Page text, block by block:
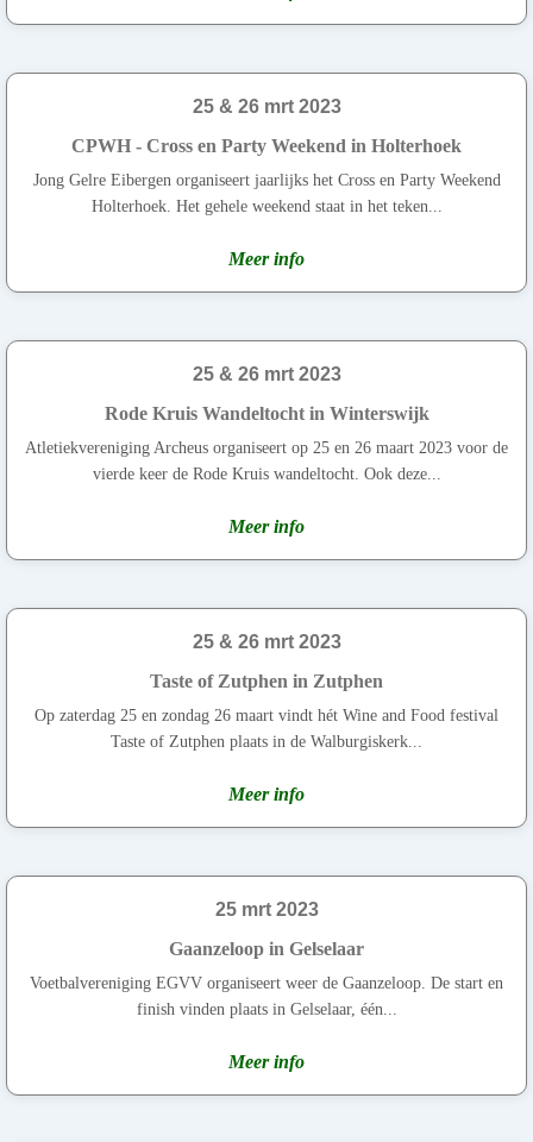
25 & 26 mrt 2023
CPWH - Cross en Party Weekend in Holterhoek
Jong Gelre Eibergen organiseert jaarlijks het Cross en Party Weekend
Holterhoek. Het gehele weekend staat in het teken...
Meer info
25 & 26 mrt 2023
Rode Kruis Wandeltocht in Winterswijk
Atletiekvereniging Archeus organiseert op 25 en 26 maart 2023 voor de
vierde keer de Rode Kruis wandeltocht. Ook deze...
Meer info
25 & 26 mrt 2023
Taste of Zutphen in Zutphen
Op zaterdag 25 en zondag 26 maart vindt hét Wine and Food festival
Taste of Zutphen plaats in de Walburgiskerk...
Meer info
25 mrt 2023
Gaanzeloop in Gelselaar
Voetbalvereniging EGVV organiseert weer de Gaanzeloop. De start en
finish vinden plaats in Gelselaar, één...
Meer info